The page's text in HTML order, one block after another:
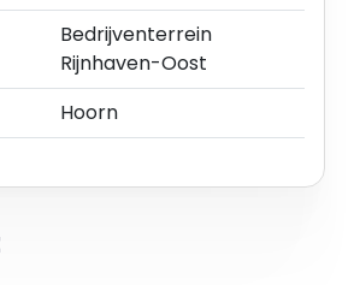
op eigen terrein.
van vijf jaar. Andere
Bedrijventerrein
Rijnhaven-Oost
Hoorn